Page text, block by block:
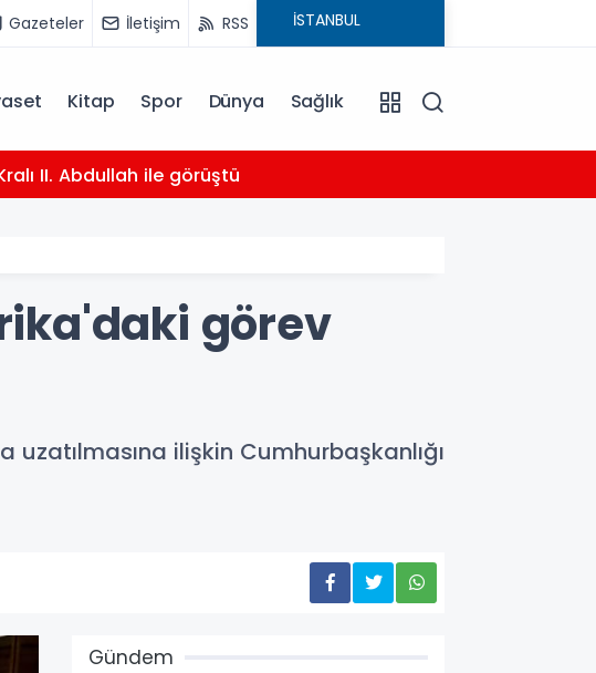
Gazeteler İletişim RSS
Kitap Spor Dünya Sağlık
II. Abdullah ile görüştü
görev
ilişkin Cumhurbaşkanlığı
Gündem